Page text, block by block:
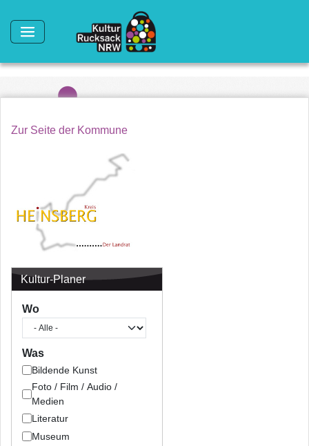
Zur Seite der Kommune
Kultur-Planer
Wo
Was
Bildende Kunst
Foto / Film / Audio /
Medien
Literatur
Museum